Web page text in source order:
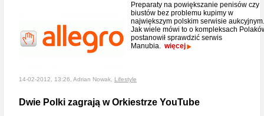
Preparaty na powiększanie penisów czy
biustów bez problemu kupimy w
największym polskim serwisie aukcyjnym.
Jak wiele mówi to o kompleksach
postanowił sprawdzić serwis
Manubia. więcej
14-02-2012, 13:26, Adrian Nowak, Lifestyle
Dwie Polki zagrają w Orkiestrze YouTube